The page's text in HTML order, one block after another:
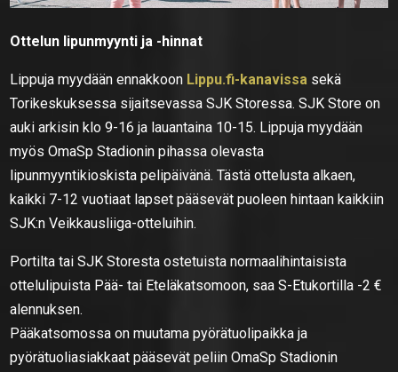
Ottelun lipunmyynti ja -hinnat
Lippuja myydään ennakkoon Lippu.fi-kanavissa sekä
Torikeskuksessa sijaitsevassa SJK Storessa. SJK Store on
auki arkisin klo 9-16 ja lauantaina 10-15. Lippuja myydään
myös OmaSp Stadionin pihassa olevasta
lipunmyyntikioskista pelipäivänä. Tästä ottelusta alkaen,
kaikki 7-12 vuotiaat lapset pääsevät puoleen hintaan kaikkiin
SJK:n Veikkausliiga-otteluihin.
Portilta tai SJK Storesta ostetuista normaalihintaisista
ottelulipuista Pää- tai Eteläkatsomoon, saa S-Etukortilla -2 €
alennuksen.
Pääkatsomossa on muutama pyörätuolipaikka ja
pyörätuoliasiakkaat pääsevät peliin OmaSp Stadionin